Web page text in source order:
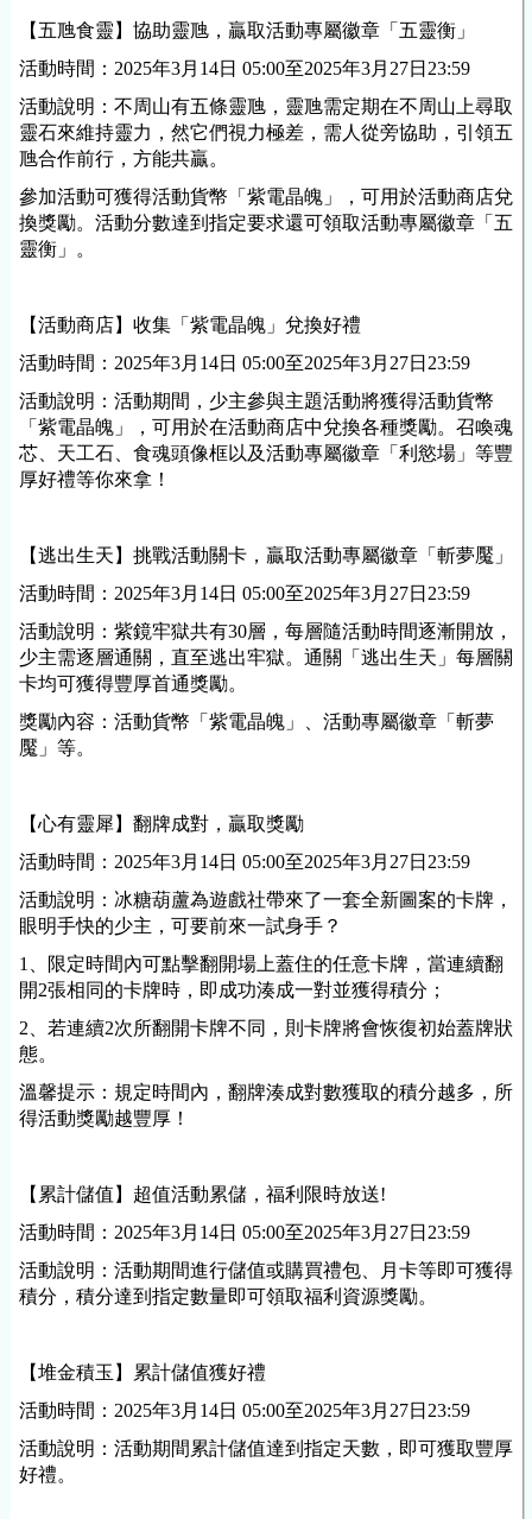
【五虺食靈】協助靈虺，贏取活動專屬徽章「五靈衡」
活動時間： 2025年3月14日 05:00至2025年3月27日23:59
活動說明：不周山有五條靈虺，靈虺需定期在不周山上尋取
靈石來維持靈力，然它們視力極差，需人從旁協助，引領五
虺合作前行，方能共贏。
參加活動可獲得活動貨幣「紫電晶魄」，可用於活動商店兌
換獎勵。活動分數達到指定要求還可領取活動專屬徽章「五
靈衡」。
【活動商店】收集「紫電晶魄」兌換好禮
活動時間： 2025年3月14日 05:00至2025年3月27日23:59
活動說明：活動期間，少主參與主題活動將獲得活動貨幣
「紫電晶魄」，可用於在活動商店中兌換各種獎勵。召喚魂
芯、天工石、食魂頭像框以及活動專屬徽章「利慾場」等豐
厚好禮等你來拿！
【逃出生天】挑戰活動關卡，贏取活動專屬徽章「斬夢魘」
活動時間：2025年3月14日 05:00至2025年3月27日23:59
活動說明：紫鏡牢獄共有30層，每層隨活動時間逐漸開放，
少主需逐層通關，直至逃出牢獄。通關「逃出生天」每層關
卡均可獲得豐厚首通獎勵。
獎勵內容：活動貨幣「紫電晶魄」、活動專屬徽章「斬夢
魘」等。
【心有靈犀】翻牌成對，贏取獎勵
活動時間：2025年3月14日 05:00至2025年3月27日23:59
活動說明：冰糖葫蘆為遊戲社帶來了一套全新圖案的卡牌，
眼明手快的少主，可要前來一試身手？
1、限定時間內可點擊翻開場上蓋住的任意卡牌，當連續翻
開2張相同的卡牌時，即成功湊成一對並獲得積分；
2、若連續2次所翻開卡牌不同，則卡牌將會恢復初始蓋牌狀
態。
溫馨提示：規定時間內，翻牌湊成對數獲取的積分越多，所
得活動獎勵越豐厚！
【累計儲值】超值活動累儲，福利限時放送!
活動時間：2025年3月14日 05:00至2025年3月27日23:59
活動說明：活動期間進行儲值或購買禮包、月卡等即可獲得
積分，積分達到指定數量即可領取福利資源獎勵。
【堆金積玉】累計儲值獲好禮
活動時間： 2025年3月14日 05:00至2025年3月27日23:59
活動說明：活動期間累計儲值達到指定天數，即可獲取豐厚
好禮。